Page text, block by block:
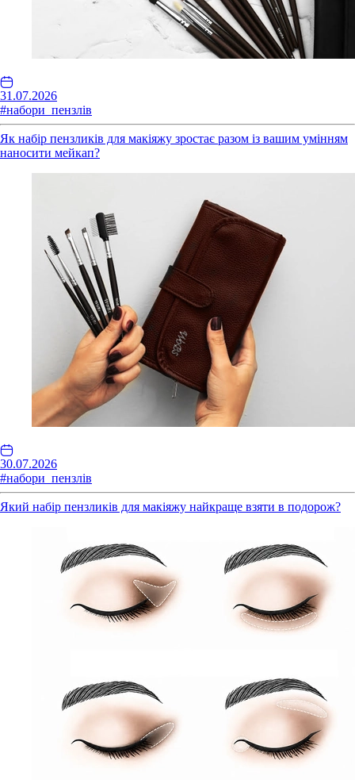
31.07.2026
#набори_пензлів
Як набір пензликів для макіяжу зростає разом із вашим умінням
наносити мейкап?
30.07.2026
#набори_пензлів
Який набір пензликів для макіяжу найкраще взяти в подорож?